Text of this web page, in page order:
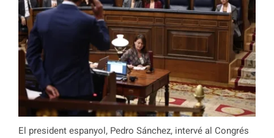
El president espanyol, Pedro Sánchez, intervé al Congrés